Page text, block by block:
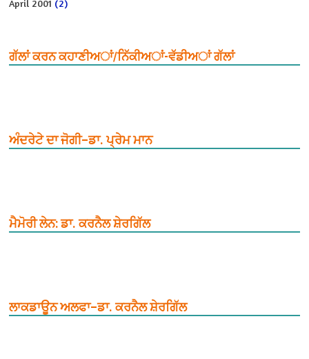
April 2001 (2)
ਗੱਲਾਂ ਕਰਨ ਕਹਾਣੀਅਾਂ/ਨਿੱਕੀਅਾਂ-ਵੱਡੀਅਾਂ ਗੱਲਾਂ
ਅੰਦਰੇਟੇ ਦਾ ਜੋਗੀ–ਡਾ. ਪ੍ਰੇਮ ਮਾਨ
ਮੈਮੋਰੀ ਲੇਨ: ਡਾ. ਕਰਨੈਲ ਸ਼ੇਰਗਿੱਲ
ਲਾਕਡਾਊਨ ਅਲਫਾ–ਡਾ. ਕਰਨੈਲ ਸ਼ੇਰਗਿੱਲ